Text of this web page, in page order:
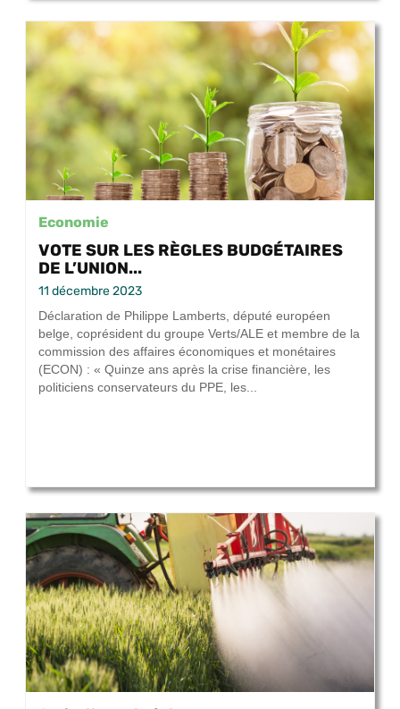
Economie
VOTE SUR LES RÈGLES BUDGÉTAIRES
DE L’UNION...
11 décembre 2023
Déclaration de Philippe Lamberts, député européen
belge, coprésident du groupe Verts/ALE et membre de la
commission des affaires économiques et monétaires
(ECON) : « Quinze ans après la crise financière, les
politiciens conservateurs du PPE, les...